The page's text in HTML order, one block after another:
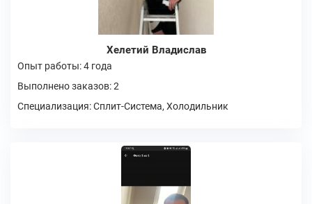
Хелетий Владислав
Опыт работы: 4 года
Выполнено заказов: 2
Специализация: Сплит-Система, Холодильник